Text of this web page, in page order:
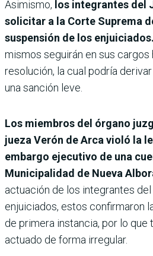
Asimismo, los integrantes del
solicitar a la Corte Suprema
suspensión de los enjuiciados.
mismos seguirán en sus cargos
resolución, la cual podría
una sanción leve.
Los miembros del órgano
jueza Verón de Arca violó la
embargo ejecutivo de una
Municipalidad de Nueva
actuación de los integrantes del
enjuiciados, estos confirmaron
de primera instancia, por lo que
actuado de forma irregular.